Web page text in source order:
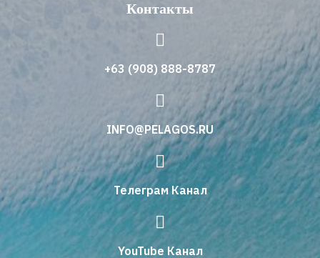
Контакты
+63 (908) 888-8787
INFO@PELAGOS.RU
Телеграм Канал
YouTube Канал